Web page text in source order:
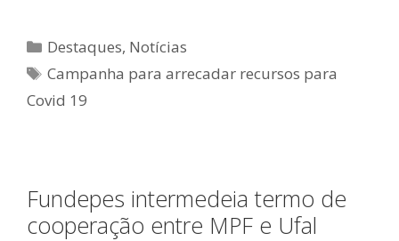
Categorias
Destaques, Notícias
Tags
Campanha para arrecadar recursos para
Covid 19
Fundepes intermedeia termo de
cooperação entre MPF e Ufal